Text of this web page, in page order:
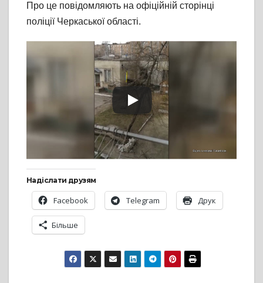
Про це повідомляють на офіційній сторінці
поліції Черкаської області.
Надіслати друзям
Facebook Telegram Друк
Більше